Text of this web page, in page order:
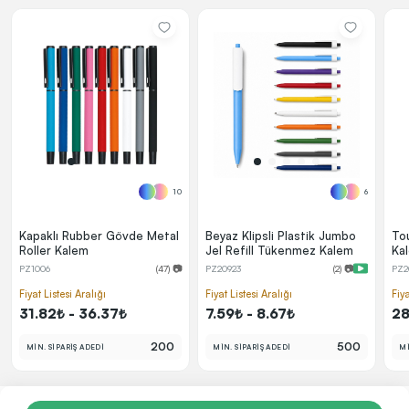
10
Kapaklı Rubber Gövde Metal
Roller Kalem
PZ1006 (47) 📷
Fiyat Listesi Aralığı
31.82₺ - 36.37₺
MİN. SİPARİŞ ADEDİ 200
6
Beyaz Klipsli Plastik Jumbo
Jel Refill Tükenmez Kalem
PZ20923 (2) 📷
Fiyat Listesi Aralığı
7.59₺ - 8.67₺
MİN. SİPARİŞ ADEDİ 500